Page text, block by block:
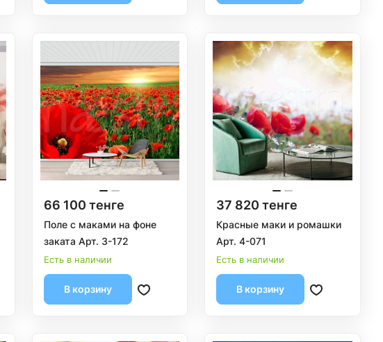
66 100 тенге
Поле с маками на фоне
заката Арт. 3-172
Есть в наличии
В корзину
37 820 тенге
Красные маки и ромашки
Арт. 4-071
Есть в наличии
В корзину